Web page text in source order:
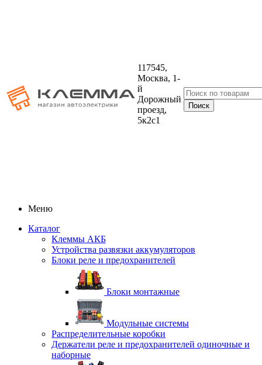
117545,
Москва, 1-
й
Дорожный
проезд,
5к2с1
Меню
Каталог
Клеммы АКБ
Устройства развязки аккумуляторов
Блоки реле и предохранителей
Блоки монтажные
Модульные системы
Распределительные коробки
Держатели реле и предохранителей одиночные и
наборные